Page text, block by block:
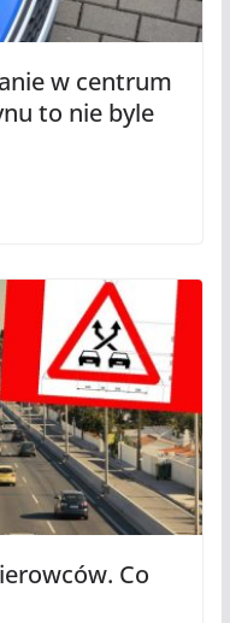
w centrum
to nie byle
Co